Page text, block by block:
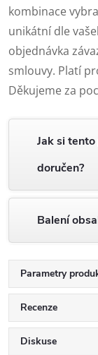
kombinace
unikátní dle
objednávka
smlouvy. Platí
Děkujeme za
Jak si
doručen?
Balení
Parametry
Recenze
Diskuse